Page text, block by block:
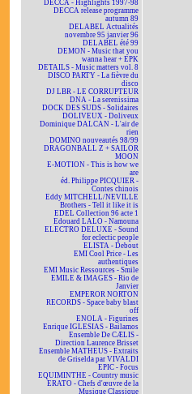
DECCA - Highlights 1997-98
DECCA release programme
autumn 89
DELABEL Actualités
novembre 95 janvier 96
DELABEL été 99
DEMON - Music that you
wanna hear + EPK
DETAILS - Music matters vol. 8
DISCO PARTY - La fièvre du
disco
DJ LBR - LE CORRUPTEUR
DNA - La serenissima
DOCK DES SUDS - Solidaires
DOLIVEUX - Doliveux
Dominique DALCAN - L'air de
rien
DOMINO nouveautés 98/99
DRAGONBALL Z + SAILOR
MOON
E-MOTION - This is how we
are
éd. Philippe PICQUIER -
Contes chinois
Eddy MITCHELL/NEVILLE
Brothers - Tell it like it is
EDEL Collection 96 acte 1
Edouard LALO - Namouna
ELECTRO DELUXE - Sound
for eclectic people
ELISTA - Debout
EMI Cool Price - Les
authentiques
EMI Music Ressources - Smile
EMILE & IMAGES - Rio de
Janvier
EMPEROR NORTON
RECORDS - Space baby blast
off
ENOLA - Figurines
Enrique IGLESIAS - Bailamos
Ensemble De CÆLIS -
Direction Laurence Brisset
Ensemble MATHEUS - Extraits
de Griselda par VIVALDI
EPIC - Focus
EQUIMINTHE - Country music
ERATO - Chefs d'œuvre de la
Musique Classique